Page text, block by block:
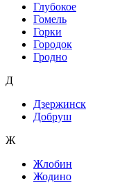
Глубокое
Гомель
Горки
Городок
Гродно
Д
Дзержинск
Добруш
Ж
Жлобин
Жодино